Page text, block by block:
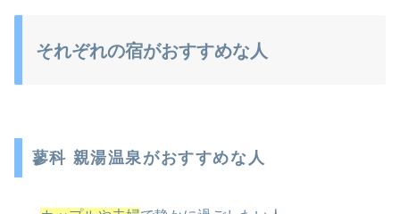
それぞれの宿がおすすめな人
蓼科 親湯温泉がおすすめな人